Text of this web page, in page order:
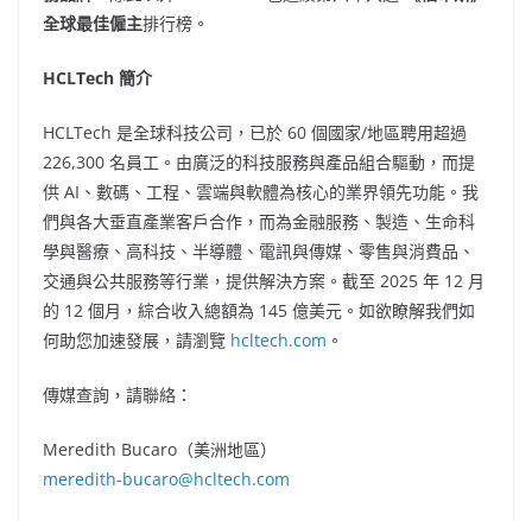
全球最佳僱主排行榜。
HCLTech 簡介
HCLTech 是全球科技公司，已於 60 個國家/地區聘用超過
226,300 名員工。由廣泛的科技服務與產品組合驅動，而提
供 AI、數碼、工程、雲端與軟體為核心的業界領先功能。我
們與各大垂直產業客戶合作，而為金融服務、製造、生命科
學與醫療、高科技、半導體、電訊與傳媒、零售與消費品、
交通與公共服務等行業，提供解決方案。截至 2025 年 12 月
的 12 個月，綜合收入總額為 145 億美元。如欲瞭解我們如
何助您加速發展，請瀏覽 hcltech.com 。
傳媒查詢，請聯絡：
Meredith Bucaro（美洲地區）
meredith-bucaro@hcltech.com